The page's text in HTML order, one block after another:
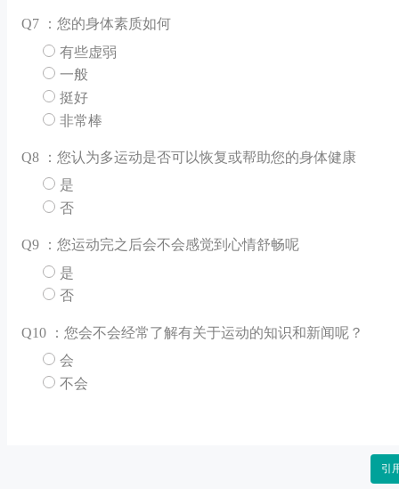
Q7 ：您的身体素质如何
有些虚弱
一般
挺好
非常棒
Q8 ：您认为多运动是否可以恢复或帮助您的身体健康
是
否
Q9 ：您运动完之后会不会感觉到心情舒畅呢
是
否
Q10 ：您会不会经常了解有关于运动的知识和新闻呢？
会
不会
引